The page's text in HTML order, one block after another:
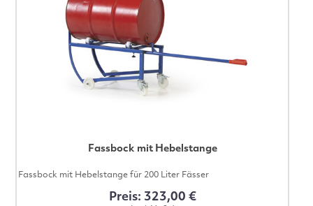
Fassbock mit Hebelstange
Fassbock mit Hebelstange für 200 Liter Fässer
Preis: 323,00 €